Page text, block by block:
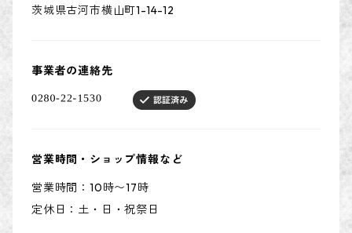
茨城県古河市横山町1-14-12
事業者の連絡先
営業時間・ショップ情報など
営業時間：10時〜17時
定休日：土・日・祝祭日